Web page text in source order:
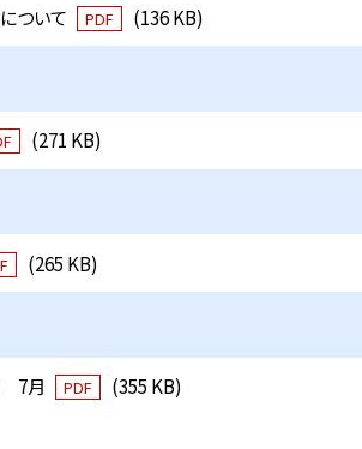
ついて
PDF (136 KB)
(271 KB)
(265 KB)
7月 PDF (355 KB)